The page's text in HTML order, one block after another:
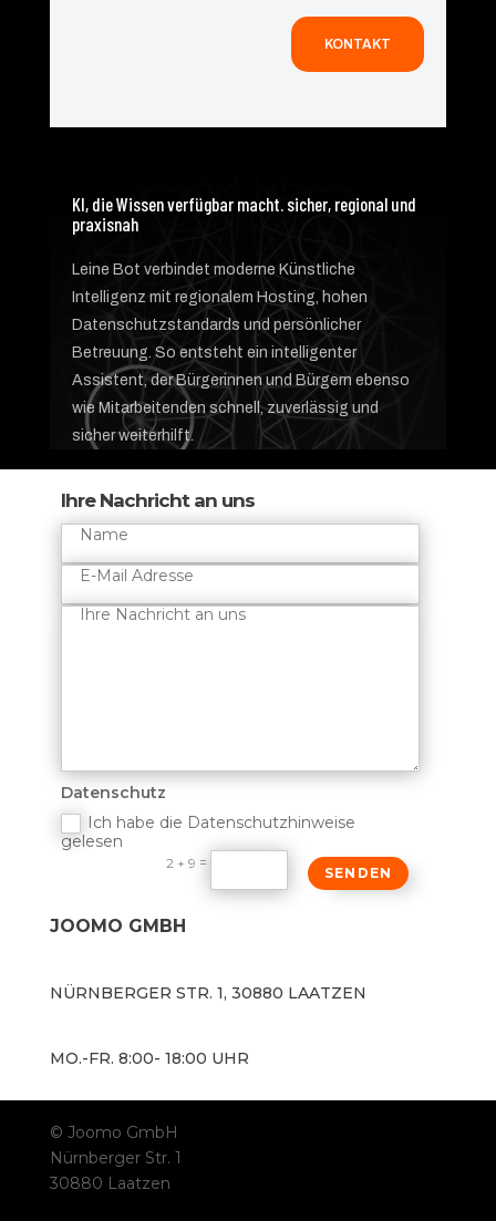
KONTAKT
KI, die Wissen verfügbar macht. sicher, regional und
praxisnah
Leine Bot verbindet moderne Künstliche
Intelligenz mit regionalem Hosting, hohen
Datenschutzstandards und persönlicher
Betreuung. So entsteht ein intelligenter
Assistent, der Bürgerinnen und Bürgern ebenso
wie Mitarbeitenden schnell, zuverlässig und
sicher weiterhilft.
Ihre Nachricht an uns
Datenschutz
Ich habe die Datenschutzhinweise
gelesen
2 + 9 =
SENDEN
JOOMO GMBH
NÜRNBERGER STR. 1, 30880 LAATZEN
MO.-FR. 8:00- 18:00 UHR
© Joomo GmbH
Nürnberger Str. 1
30880 Laatzen